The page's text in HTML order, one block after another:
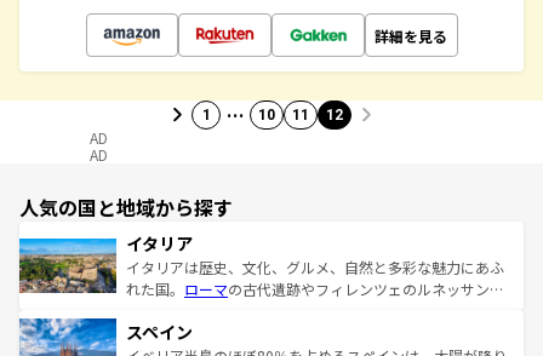
詳細を見る
1 … 10 11 12
AD
AD
人気の国と地域から探す
イタリア
イタリアは歴史、文化、グルメ、自然と多彩な魅力にあふ
れた国。 ローマの古代遺跡やフィレンツェのルネッサンス
ろん、トスカーナの美しい田園風景やアマルフィ海岸の絶
スペイン